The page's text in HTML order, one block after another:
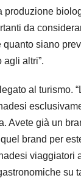
produzione
da
quanto siano
agli altri”.
al turismo.
Avete già un
brand per
viaggiatori
su